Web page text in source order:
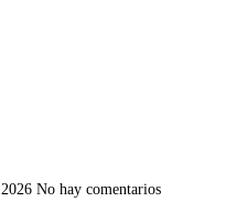
No hay comentarios